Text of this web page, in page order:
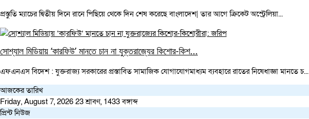
প্রস্তুতি ম্যাচের দ্বিতীয় দিনে রানে পিছিয়ে থেকে দিন শেষ করেছে বাংলাদেশ| তার আগে ক্রিকেট অস্ট্রেলিয়া...
সোশ্যাল মিডিয়ায় ‘কারফিউ’ মানতে চান না যুক্তরাজ্যের কিশোর-কিশ...
এফএনএস বিদেশ : যুক্তরাজ্য সরকারের প্রস্তাবিত সামাজিক যোগাযোগমাধ্যম ব্যবহারে রাতের নিষেধাজ্ঞা মানতে চ...
আজকের তারিখ
Friday, August 7, 2026 23 শ্রাবণ, 1433 বঙ্গাব্দ
প্রিন্ট নিউজ